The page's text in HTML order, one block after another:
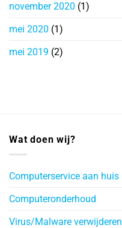
november 2020 (1)
mei 2020 (1)
mei 2019 (2)
Wat doen wij?
Computerservice aan huis
Computeronderhoud
Virus/Malware verwijderen